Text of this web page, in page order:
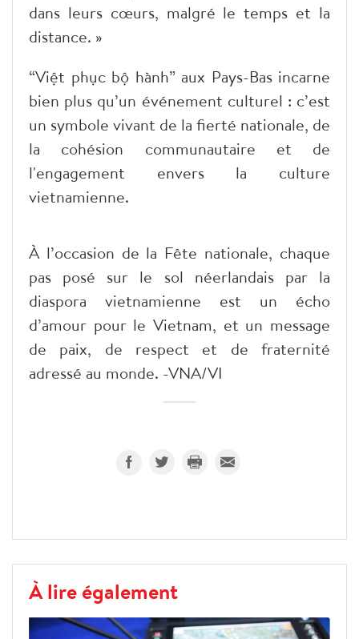
dans leurs cœurs, malgré le temps et la
distance. »
“Việt phục bộ hành” aux Pays-Bas incarne
bien plus qu’un événement culturel : c’est
un symbole vivant de la fierté nationale, de
la cohésion communautaire et de
l'engagement envers la culture
vietnamienne.
À l’occasion de la Fête nationale, chaque
pas posé sur le sol néerlandais par la
diaspora vietnamienne est un écho
d’amour pour le Vietnam, et un message
de paix, de respect et de fraternité
adressé au monde. -VNA/VI
À lire également